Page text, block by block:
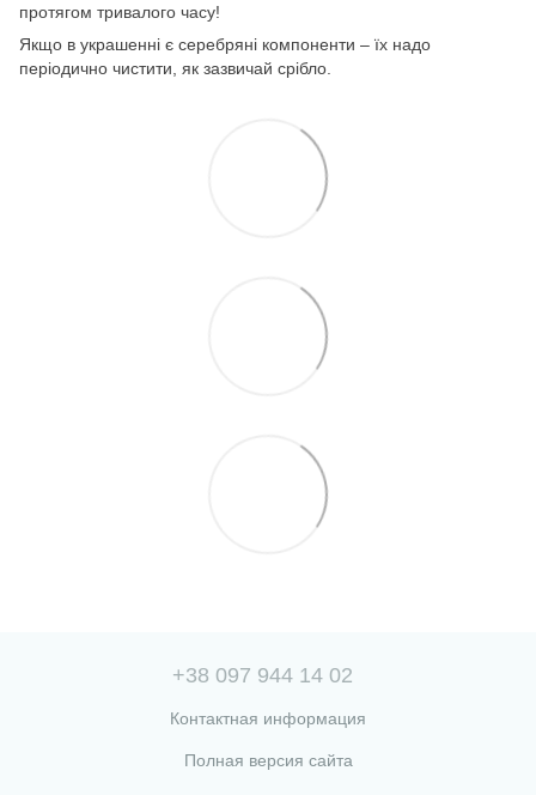
протягом тривалого часу!
Якщо в украшенні є серебряні компоненти – їх надо
періодично чистити, як зазвичай срібло.
+38 097 944 14 02
Контактная информация
Полная версия сайта